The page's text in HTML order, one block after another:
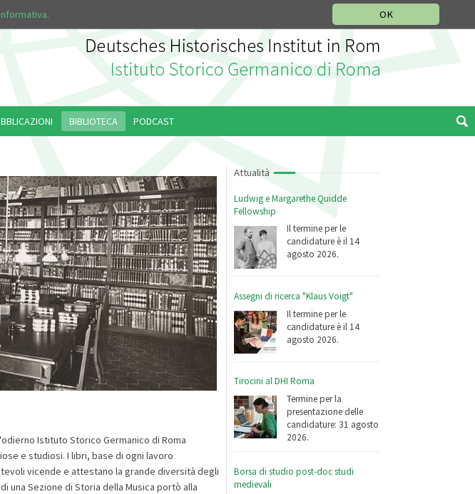
OK
informativa.
Attualità
Ludwig e Margarethe Quidde
Fellowship
Il termine per le
candidature è il 14
agosto 2026.
Assegni di ricerca "Klaus Voigt"
Il termine per le
candidature è il 14
agosto 2026.
Tirocini al DHI Roma
Termine per la
presentazione delle
candidature: 31 agosto
2026.
Borsa di studio post-doc studi
medievali
Istituto Storico Germanico di Roma
e studiosi. I libri, base di ogni lavoro
vicende e attestano la grande diversità degli
una Sezione di Storia della Musica portò alla
BIBLIOTECA PODCAST